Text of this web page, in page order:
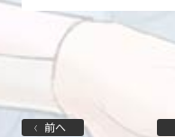
前へ